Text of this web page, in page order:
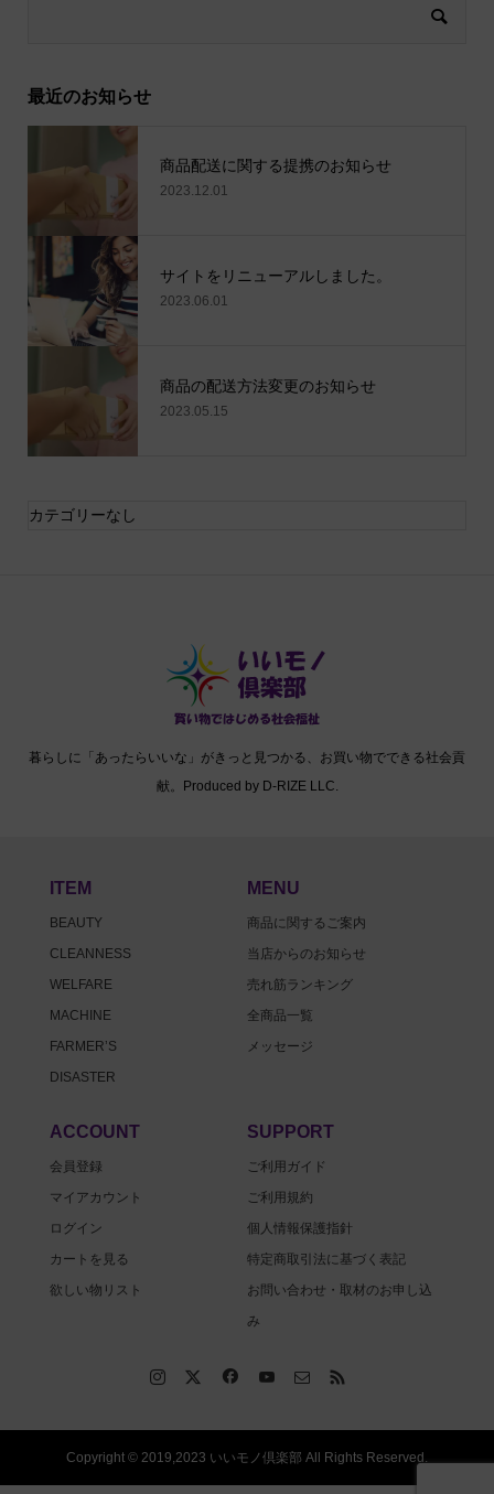
最近のお知らせ
商品配送に関する提携のお知らせ
2023.12.01
サイトをリニューアルしました。
2023.06.01
商品の配送方法変更のお知らせ
2023.05.15
カテゴリーなし
暮らしに「あったらいいな」がきっと見つかる、お買い物でできる社会貢
献。Produced by D-RIZE LLC.
ITEM
BEAUTY
CLEANNESS
WELFARE
MACHINE
FARMER’S
DISASTER
MENU
商品に関するご案内
当店からのお知らせ
売れ筋ランキング
全商品一覧
メッセージ
ACCOUNT
会員登録
マイアカウント
ログイン
カートを見る
欲しい物リスト
SUPPORT
ご利用ガイド
ご利用規約
個人情報保護指針
特定商取引法に基づく表記
お問い合わせ・取材のお申し込
み
Copyright © 2019,2023 いいモノ倶楽部 All Rights Reserved.